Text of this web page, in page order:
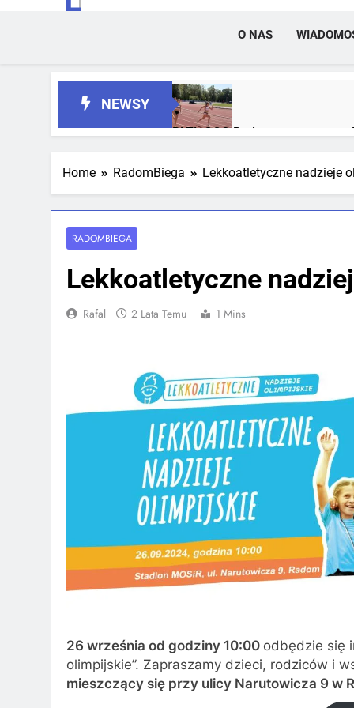
O NAS
NEWSY
RLTL GGG Radom z trzema
RLTL GGG Radom na podium
Home RadomBiega Lekkoatletyczne nadzieje
RADOMBIEGA
Lekkoatletyczne
Rafal 2 Lata Temu 1 Mins
26 września od godziny 10:00 odbędzie się
olimpijskie”. Zapraszamy dzieci, rodziców i
mieszczący się przy ulicy Narutowicza 9 w